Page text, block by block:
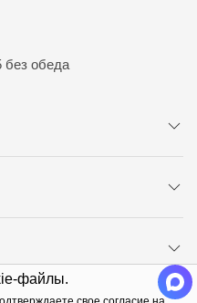
файлы.
без обеда